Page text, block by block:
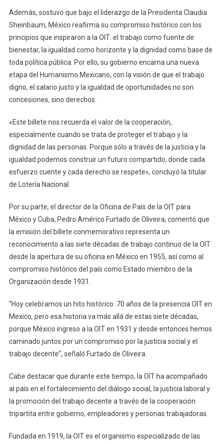
Además, sostuvo que bajo el liderazgo de la Presidenta Claudia
Sheinbaum, México reafirma su compromiso histórico con los
principios que inspiraron a la OIT: el trabajo como fuente de
bienestar, la igualdad como horizonte y la dignidad como base de
toda política pública. Por ello, su gobierno encarna una nueva
etapa del Humanismo Mexicano, con la visión de que el trabajo
digno, el salario justo y la igualdad de oportunidades no son
concesiones, sino derechos.
«Este billete nos recuerda el valor de la cooperación,
especialmente cuando se trata de proteger el trabajo y la
dignidad de las personas. Porque sólo a través de la justicia y la
igualdad podemos construir un futuro compartido, donde cada
esfuerzo cuente y cada derecho se respete», concluyó la titular
de Lotería Nacional.
Por su parte, el director de la Oficina de País de la OIT para
México y Cuba, Pedro Américo Furtado de Oliveira, comentó que
la emisión del billete conmemorativo representa un
reconocimiento a las siete décadas de trabajo continuo de la OIT
desde la apertura de su oficina en México en 1955, así como al
compromiso histórico del país como Estado miembro de la
Organización desde 1931.
“Hoy celebramos un hito histórico: 70 años de la presencia OIT en
Mexico, pero esa historia va más allá de estas siete décadas,
porque México ingreso a la OIT en 1931 y desde entonces hemos
caminado juntos por un compromiso por la justicia social y el
trabajo decente”, señaló Furtado de Oliveira.
Cabe destacar que durante este tiempo, la OIT ha acompañado
al país en el fortalecimiento del diálogo social, la justicia laboral y
la promoción del trabajo decente a través de la cooperación
tripartita entre gobierno, empleadores y personas trabajadoras.
Fundada en 1919, la OIT es el organismo especializado de las